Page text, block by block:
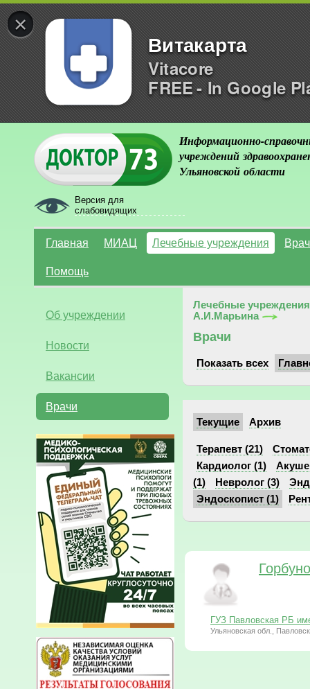
×
Витакарта
Vitacore
FREE - In Google
Версия для
слабовидящих
Информационно-
учреждений
Ульяновской области
Главная МИАЦ Лечебные учреждения
Помощь
Об учреждении
Новости
Вакансии
Врачи
Лечебные учреждения
А.И.Марьина
Врачи
Показать всех
Текущие Архив
Терапевт (21)
Кардиолог (1)
(1)
Невролог (3)
Эндоскопист (1)
ГУЗ Павловская РБ
Ульяновская обл.,